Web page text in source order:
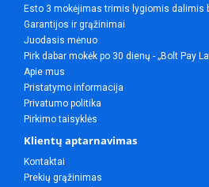
Esto 3 mokėjimas trimis lygiomis dalimis
Garantijos ir grąžinimai
Juodasis mėnuo
Pirk dabar mokėk po 30 dienų - „Bolt Pay
Apie mus
Pristatymo informacija
Privatumo politika
Pirkimo taisyklės
Klientų aptarnavimas
Kontaktai
Prekių grąžinimas